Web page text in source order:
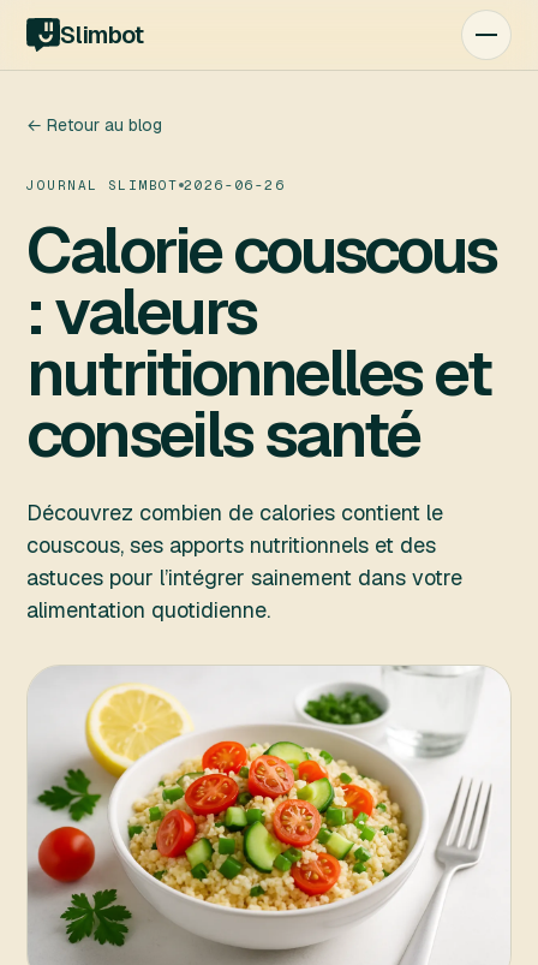
Slimbot
← Retour au blog
JOURNAL SLIMBOT 2026-06-26
Calorie couscous
: valeurs
nutritionnelles et
conseils santé
Découvrez combien de calories contient le
couscous, ses apports nutritionnels et des
astuces pour l’intégrer sainement dans votre
alimentation quotidienne.